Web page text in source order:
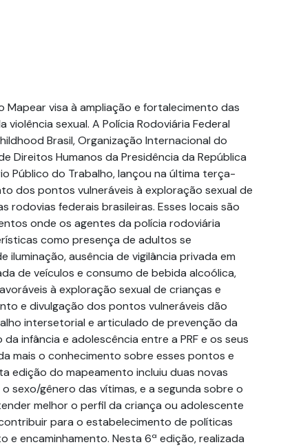
Mapear visa à ampliação e fortalecimento das
sexual. A Polícia Rodoviária Federal
Brasil, Organização Internacional do
Direitos Humanos da Presidência da República
Público do Trabalho, lançou na última terça-
dos pontos vulneráveis à exploração sexual de
rodovias federais brasileiras. Esses locais são
onde os agentes da polícia rodoviária
como presença de adultos se
iluminação, ausência de vigilância privada em
de veículos e consumo de bebida alcoólica,
à exploração sexual de crianças e
e divulgação dos pontos vulneráveis dão
intersetorial e articulado de prevenção da
infância e adolescência entre a PRF e os seus
mais o conhecimento sobre esses pontos e
edição do mapeamento incluiu duas novas
sexo/gênero das vítimas, e a segunda sobre o
melhor o perfil da criança ou adolescente
para o estabelecimento de políticas
e encaminhamento. Nesta 6ª edição, realizada